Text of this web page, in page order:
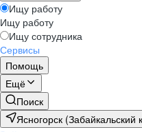
Ищу работу
Ищу работу
Ищу сотрудника
Сервисы
Помощь
Ещё
Поиск
Ясногорск (Забайкальский